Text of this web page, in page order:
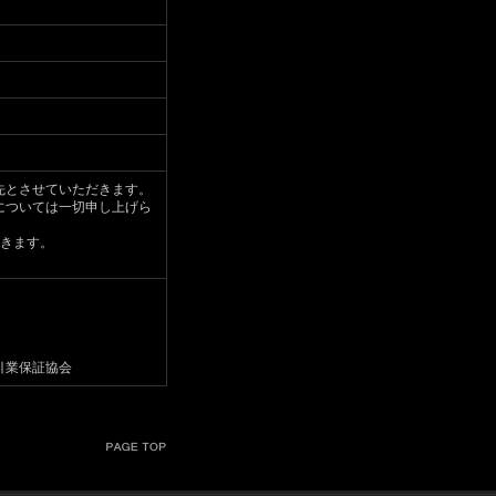
させていただきます。
いては一切申し上げら
ます。
業保証協会